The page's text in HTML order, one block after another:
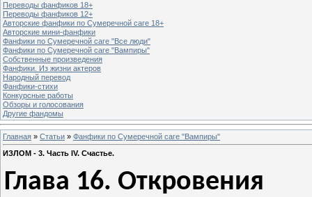
Переводы фанфиков 18+
Переводы фанфиков 12+
Авторские фанфики по Сумеречной саге 18+
Авторские мини-фанфики
Фанфики по Сумеречной саге "Все люди"
Фанфики по Сумеречной саге "Вампиры"
Собственные произведения
Фанфики. Из жизни актеров
Народный перевод
Фанфики-стихи
Конкурсные работы
Обзоры и голосования
Другие фандомы
Главная » Статьи » Фанфики по Сумеречной саге "Вампиры"
ИЗЛОМ - 3. Часть IV. Счастье.
Глава 16. Откровения